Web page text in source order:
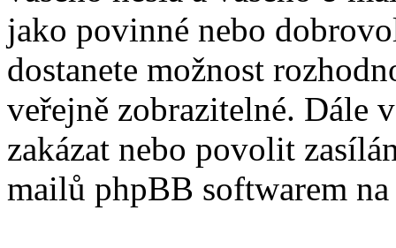
jako povinné nebo
dostanete možnost
veřejně zobrazitelné. Dále
zakázat nebo povolit
mailů phpBB softwarem